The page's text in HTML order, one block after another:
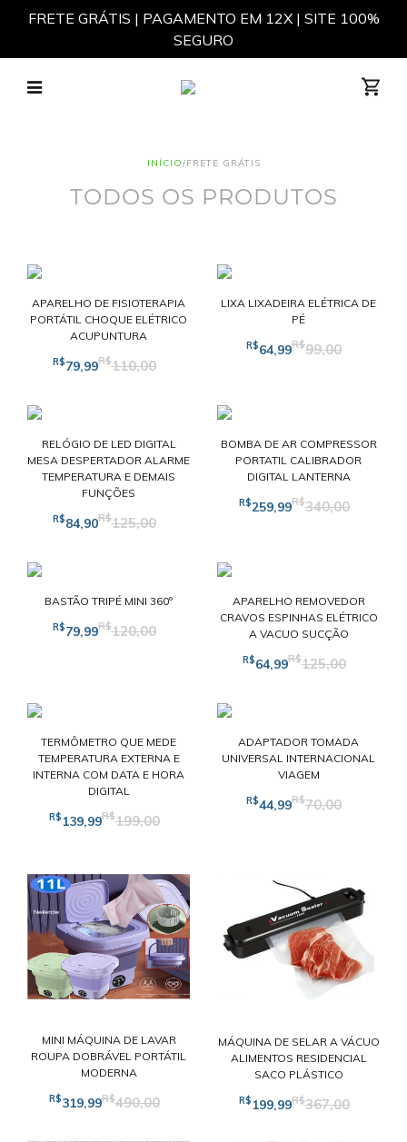
FRETE GRÁTIS | PAGAMENTO EM 12X | SITE 100%
SEGURO
INÍCIO/FRETE GRÁTIS
TODOS OS PRODUTOS
APARELHO DE FISIOTERAPIA
PORTÁTIL CHOQUE ELÉTRICO
ACUPUNTURA
R$79,99R$110,00
LIXA LIXADEIRA ELÉTRICA DE
PÉ
R$64,99R$99,00
RELÓGIO DE LED DIGITAL
MESA DESPERTADOR ALARME
TEMPERATURA E DEMAIS
FUNÇÕES
R$84,90R$125,00
BOMBA DE AR COMPRESSOR
PORTATIL CALIBRADOR
DIGITAL LANTERNA
R$259,99R$340,00
BASTÃO TRIPÉ MINI 360º
R$79,99R$120,00
APARELHO REMOVEDOR
CRAVOS ESPINHAS ELÉTRICO
A VACUO SUCÇÃO
R$64,99R$125,00
TERMÔMETRO QUE MEDE
TEMPERATURA EXTERNA E
INTERNA COM DATA E HORA
DIGITAL
R$ 139,99R$199,00
ADAPTADOR TOMADA
UNIVERSAL INTERNACIONAL
VIAGEM
R$44,99R$70,00
MINI MÁQUINA DE LAVAR
ROUPA DOBRÁVEL PORTÁTIL
MODERNA
R$319,99R$490,00
MÁQUINA DE SELAR A VÁCUO
ALIMENTOS RESIDENCIAL
SACO PLÁSTICO
R$199,99R$367,00